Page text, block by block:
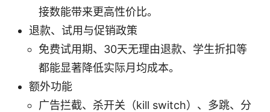
接数能带来更高性价比。
退款、试用与促销政策
免费试用期、30天无理由退款、学生折扣等
都能显著降低实际月均成本。
额外功能
广告拦截、杀开关（kill switch）、多跳、分